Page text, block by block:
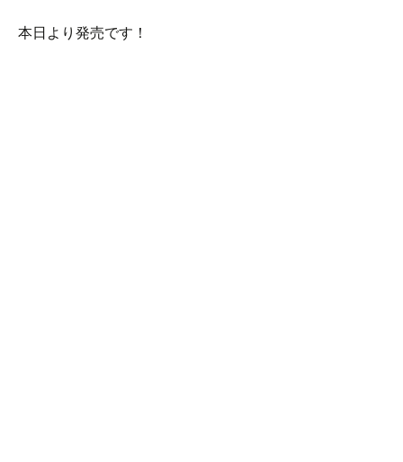
本日より発売です！